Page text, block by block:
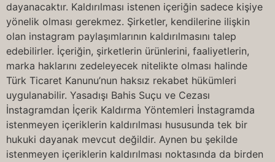
dayanacaktır. Kaldırılması istenen içeriğin sadece kişiye
yönelik olması gerekmez. Şirketler, kendilerine ilişkin
olan instagram paylaşımlarının kaldırılmasını talep
edebilirler. İçeriğin, şirketlerin ürünlerini, faaliyetlerin,
marka haklarını zedeleyecek nitelikte olması halinde
Türk Ticaret Kanunu’nun haksız rekabet hükümleri
uygulanabilir. Yasadışı Bahis Suçu ve Cezası
İnstagramdan İçerik Kaldırma Yöntemleri İnstagramda
istenmeyen içeriklerin kaldırılması hususunda tek bir
hukuki dayanak mevcut değildir. Aynen bu şekilde
istenmeyen içeriklerin kaldırılması noktasında da birden